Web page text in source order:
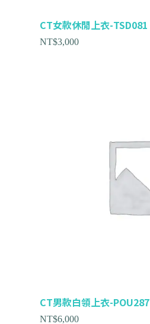
CT女款休閒上衣-TSD081
NT$3,000
CT男款白領上衣-POU287
NT$6,000